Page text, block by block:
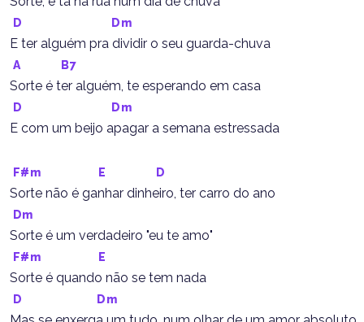
D Dm
E ter alguém pra dividir o seu guarda-chuva
A B7
Sorte é ter alguém, te esperando em casa
D Dm
E com um beijo apagar a semana estressada
F#m E D
Sorte não é ganhar dinheiro, ter carro do ano
Dm
Sorte é um verdadeiro "eu te amo"
F#m E
Sorte é quando não se tem nada
D Dm